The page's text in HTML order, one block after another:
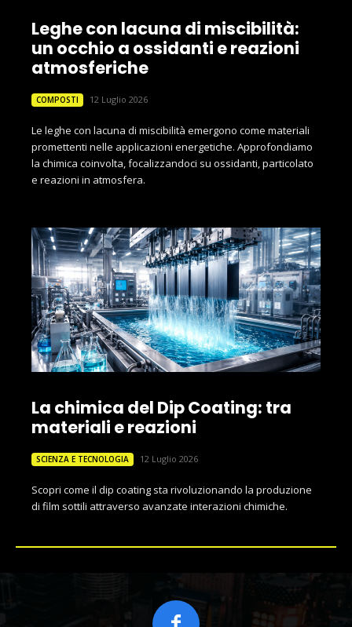
Leghe con lacuna di miscibilità:
un occhio a ossidanti e reazioni
atmosferiche
COMPOSTI 12 Luglio 2026
Le leghe con lacuna di miscibilità emergono come materiali
promettenti nelle applicazioni energetiche. Approfondiamo
la chimica coinvolta, focalizzandoci su ossidanti, particolato
e reazioni in atmosfera.
La chimica del Dip Coating: tra
materiali e reazioni
SCIENZA E TECNOLOGIA 12 Luglio 2026
Scopri come il dip coating sta rivoluzionando la produzione
di film sottili attraverso avanzate interazioni chimiche.